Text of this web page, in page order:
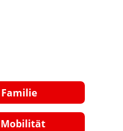
Mobilität